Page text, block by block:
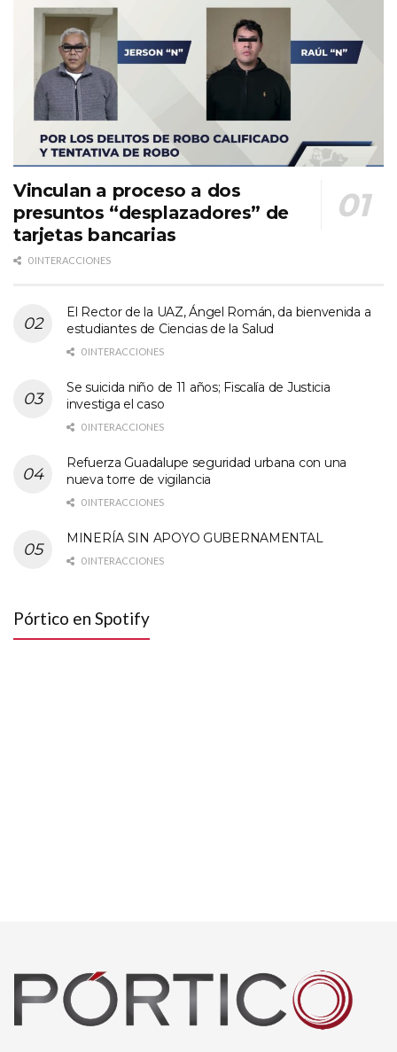
Vinculan a proceso a dos
presuntos “desplazadores” de
tarjetas bancarias
0 INTERACCIONES
El Rector de la UAZ, Ángel Román, da bienvenida a
estudiantes de Ciencias de la Salud
0 INTERACCIONES
Se suicida niño de 11 años; Fiscalía de Justicia
investiga el caso
0 INTERACCIONES
Refuerza Guadalupe seguridad urbana con una
nueva torre de vigilancia
0 INTERACCIONES
MINERÍA SIN APOYO GUBERNAMENTAL
0 INTERACCIONES
Pórtico en Spotify